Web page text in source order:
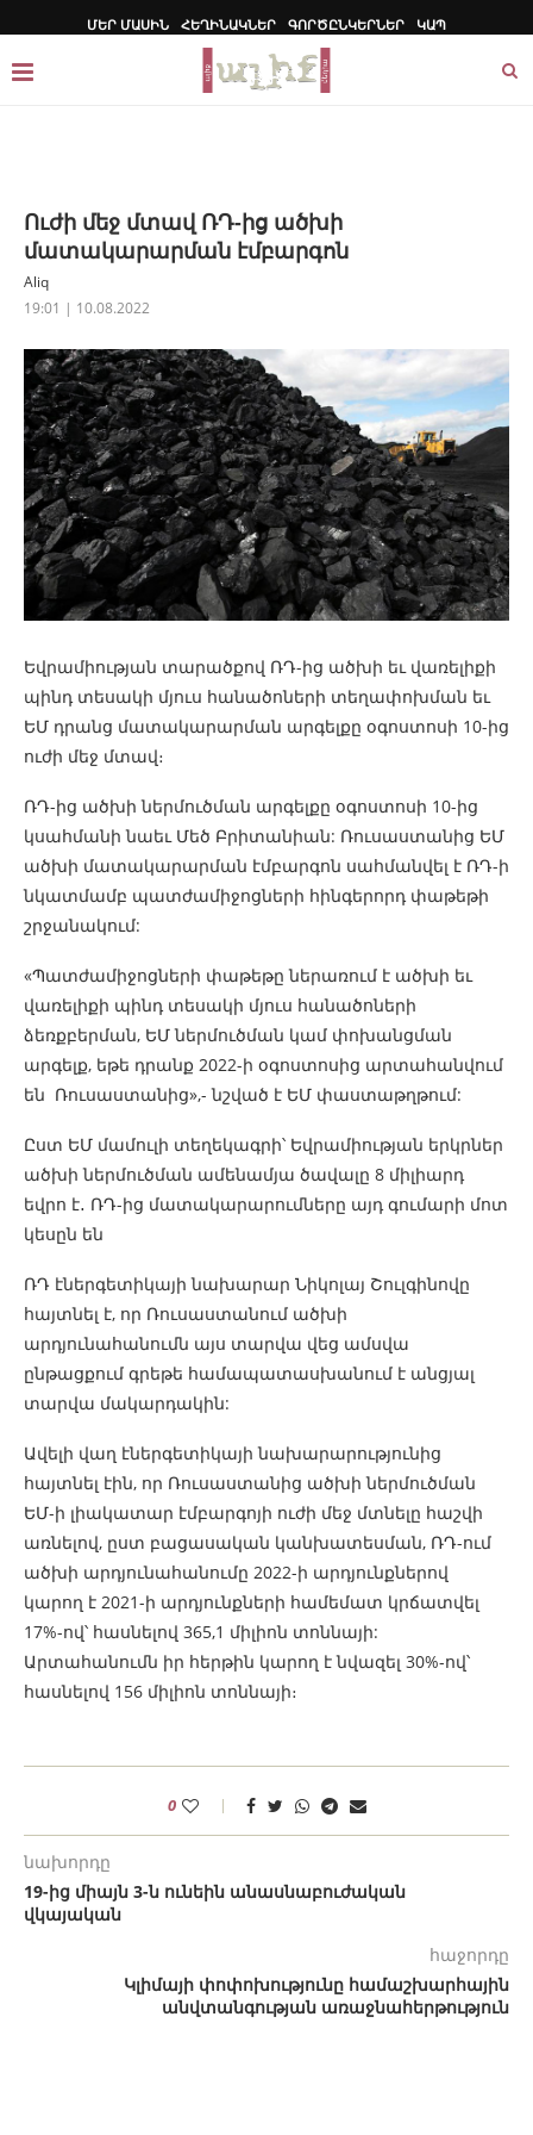
ՄԵՐ ՄԱՍԻՆ ՀԵՂԻՆԱԿՆԵՐ ԳՈՐԾԸՆԿԵՐՆԵՐ ԿԱՊ
Ուժի մեջ մտավ ՌԴ-ից ածխի
մատակարարման էմբարգոն
Aliq
19:01 | 10.08.2022
Եվրամիության տարածքով ՌԴ-ից ածխի եւ վառելիքի
պինդ տեսակի մյուս հանածոների տեղափոխման եւ
ԵՄ դրանց մատակարարման արգելքը օգոստոսի 10-ից
ուժի մեջ մտավ։
ՌԴ-ից ածխի ներմուծման արգելքը օգոստոսի 10-ից
կսահմանի նաեւ Մեծ Բրիտանիան: Ռուսաստանից ԵՄ
ածխի մատակարարման էմբարգոն սահմանվել է ՌԴ-ի
նկատմամբ պատժամիջոցների հինգերորդ փաթեթի
շրջանակում:
«Պատժամիջոցների փաթեթը ներառում է ածխի եւ
վառելիքի պինդ տեսակի մյուս հանածոների
ձեռքբերման, ԵՄ ներմուծման կամ փոխանցման
արգելք, եթե դրանք 2022-ի օգոստոսից արտահանվում
են Ռուսաստանից»,- նշված է ԵՄ փաստաթղթում:
Ըստ ԵՄ մամուլի տեղեկագրի՝ Եվրամիության երկրներ
ածխի ներմուծման ամենամյա ծավալը 8 միլիարդ
եվրո է․ ՌԴ-ից մատակարարումները այդ գումարի մոտ
կեսըն են
ՌԴ էներգետիկայի նախարար Նիկոլայ Շուլգինովը
հայտնել է, որ Ռուսաստանում ածխի
արդյունահանումն այս տարվա վեց ամսվա
ընթացքում գրեթե համապատասխանում է անցյալ
տարվա մակարդակին:
Ավելի վաղ էներգետիկայի նախարարությունից
հայտնել էին, որ Ռուսաստանից ածխի ներմուծման
ԵՄ-ի լիակատար էմբարգոյի ուժի մեջ մտնելը հաշվի
առնելով, ըստ բացասական կանխատեսման, ՌԴ-ում
ածխի արդյունահանումը 2022-ի արդյունքներով
կարող է 2021-ի արդյունքների համեմատ կրճատվել
17%-ով՝ հասնելով 365,1 միլիոն տոննայի:
Արտահանումն իր հերթին կարող է նվազել 30%-ով՝
հասնելով 156 միլիոն տոննայի։
0
նախորդը
19-ից միայն 3-ն ունեին անասնաբուժական
վկայական
հաջորդը
Կլիմայի փոփոխությունը համաշխարհային
անվտանգության առաջնահերթություն